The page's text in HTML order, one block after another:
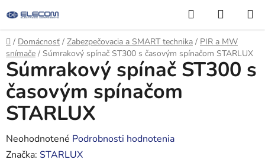
na
obsah
Hľadať
KOŠÍK
Domov
/ Domácnosť / Zabezpečovacia a SMART technika / PIR a MW
snímače / Súmrakový spínač ST300 s časovým spínačom STARLUX
Súmrakový spínač ST300 s
časovým spínačom
STARLUX
Priemerné
hodnotenie
Neohodnotené Podrobnosti hodnotenia
Značka: STARLUX